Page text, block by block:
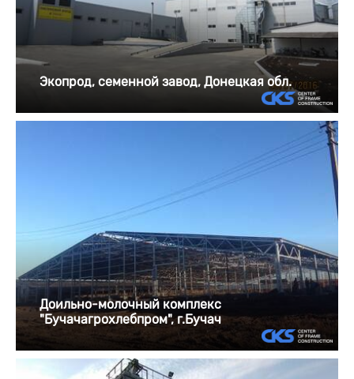
Экопрод, семенной завод, Донецкая обл.
Доильно-молочный комплекс
"Бучачагрохлебпром", г.Бучач